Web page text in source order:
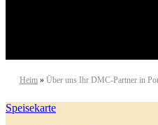
Heim » Über uns Ihr DMC-Partner in
Speisekarte